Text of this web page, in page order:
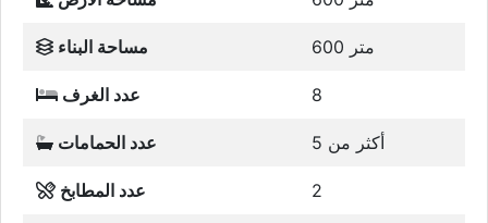
مساحة البناء 600 متر
عدد الغرف 8
عدد الحمامات أكثر من 5
عدد المطابخ 2